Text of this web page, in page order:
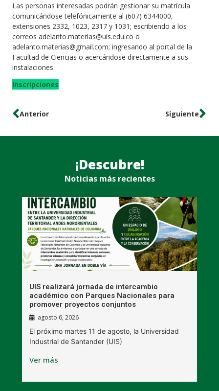
Las personas interesadas podrán gestionar su matrícula
comunicándose telefónicamente al (607) 6344000,
extensiones 2332, 1023, 2317 y 1031; escribiendo a los
correos adelanto.materias@uis.edu.co o
adelanto.materias@gmail.com; ingresando al portal de la
Facultad de Ciencias o acercándose directamente a sus
instalaciones.
Inscripciones
Anterior Siguiente
¡Descubre!
Noticias más recientes
UIS realizará jornada de intercambio
académico con Parques Nacionales para
promover proyectos conjuntos
agosto 6, 2026
El próximo martes 11 de agosto, la Universidad
Industrial de Santander (UIS)
Ver más